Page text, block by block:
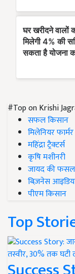
#Top on Krishi
सफल किसान
मिलेनियर
महिंद्रा ट्रैक्टर्स
कृषि मशीनरी
जायद की फसल
बिज़नेस
पीएम किसान
Top